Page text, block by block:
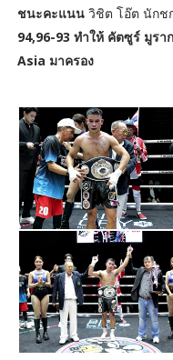
ชนะคะแนนวิชิต โอ๊ต นักช
94,96-93 ทำให้ คัตซูร์ มูร
Asia มาครอง